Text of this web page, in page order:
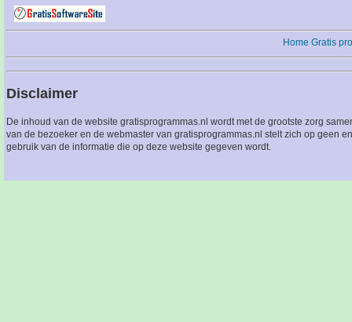
Home Gratis
Disclaimer
De inhoud van de website gratisprogrammas.nl wordt met de grootste zorg
van de bezoeker en de webmaster van gratisprogrammas.nl stelt zich op geen
gebruik van de informatie die op deze website gegeven wordt.